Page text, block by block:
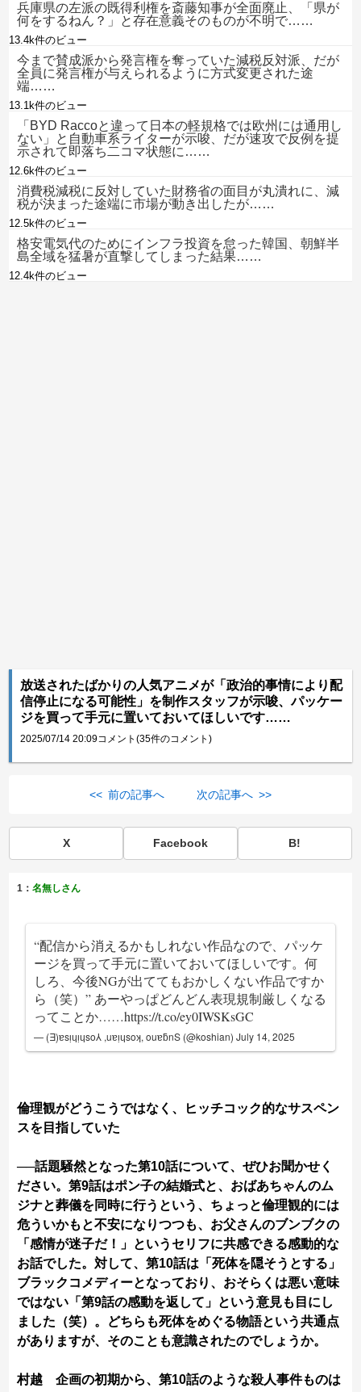
兵庫県の左派の既得利権を斎藤知事が全面廃止、「県が
何をするねん？」と存在意義そのものが不明で……
13.4k件のビュー
今まで賛成派から発言権を奪っていた減税反対派、だが
全員に発言権が与えられるように方式変更された途
端……
13.1k件のビュー
「BYD Raccoと違って日本の軽規格では欧州には通用し
ない」と自動車系ライターが示唆、だが速攻で反例を提
示されて即落ち二コマ状態に……
12.6k件のビュー
消費税減税に反対していた財務省の面目が丸潰れに、減
税が決まった途端に市場が動き出したが……
12.5k件のビュー
格安電気代のためにインフラ投資を怠った韓国、朝鮮半
島全域を猛暑が直撃してしまった結果……
12.4k件のビュー
放送されたばかりの人気アニメが「政治的事情により配
信停止になる可能性」を制作スタッフが示唆、パッケー
ジを買って手元に置いておいてほしいです……
2025/07/14 20:09コメント(35件のコメント)
<< 前の記事へ 次の記事へ >>
X Facebook B!
1：名無しさん
“配信から消えるかもしれない作品なので、パッケ
ージを買って手元に置いておいてほしいです。何
しろ、今後NGが出ててもおかしくない作品ですか
ら（笑）” あーやっぱどんどん表現規制厳しくなる
ってことか……https://t.co/ey0IWSKsGC
— (Ǝ)ɐsᴉɥᴉɥso⅄ ,uɐᴉɥsoʞ, ouɐƃnS (@koshian)July 14, 2025
倫理観がどうこうではなく、ヒッチコック的なサスペン
スを目指していた
──話題騒然となった第10話について、ぜひお聞かせく
ださい。第9話はポン子の結婚式と、おばあちゃんのム
ジナと葬儀を同時に行うという、ちょっと倫理観的には
危ういかもと不安になりつつも、お父さんのブンブクの
「感情が迷子だ！」というセリフに共感できる感動的な
お話でした。対して、第10話は「死体を隠そうとする」
ブラックコメディーとなっており、おそらくは悪い意味
ではない「第9話の感動を返して」という意見も目にし
ました（笑）。どちらも死体をめぐる物語という共通点
がありますが、そのことも意識されたのでしょうか。
村越 企画の初期から、第10話のような殺人事件ものは